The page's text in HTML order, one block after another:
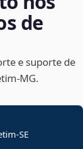
de
e suporte de
-SE